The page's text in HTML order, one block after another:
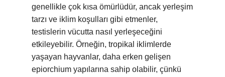
genellikle çok kısa ömürlüdür, ancak yerleşim
tarzı ve iklim koşulları gibi etmenler,
testislerin vücutta nasıl yerleşeceğini
etkileyebilir. Örneğin, tropikal iklimlerde
yaşayan hayvanlar, daha erken gelişen
epiorchium yapılarına sahip olabilir, çünkü